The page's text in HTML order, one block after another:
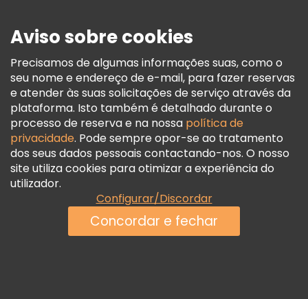
Termos E Informações Legais
Política De Cookies
Freetour Prémios
Programa De Fidelidade
Aviso sobre cookies
Precisamos de algumas informações suas, como o
seu nome e endereço de e-mail, para fazer reservas
e atender às suas solicitações de serviço através da
plataforma. Isto também é detalhado durante o
processo de reserva e na nossa política de
privacidade. Pode sempre opor-se ao tratamento
dos seus dados pessoais contactando-nos. O nosso
site utiliza cookies para otimizar a experiência do
utilizador.
Configurar/Discordar
Concordar e fechar